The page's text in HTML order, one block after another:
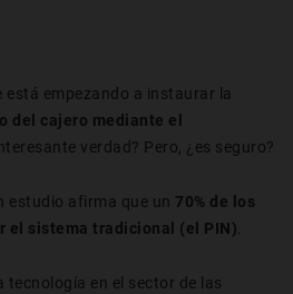
está empezando a instaurar la
del cajero mediante el
verdad? Pero, ¿es seguro?
estudio afirma que un 70% de los
el sistema tradicional (el PIN)
tecnología en el sector de las